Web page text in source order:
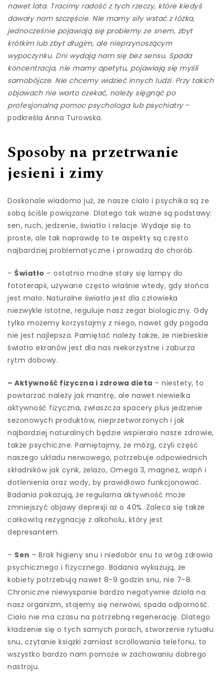
nawet lata. Tracimy radość z tych rzeczy, które kiedyś
dawały nam szczęście. Nie mamy siły wstać z łóżka,
jednocześnie pojawiają się problemy ze snem, zbyt
krótkim lub zbyt długim, ale nieprzynoszącym
wypoczynku. Dni wydają nam się bez sensu. Spada
koncentracja, nie mamy apetytu, pojawiają się myśli
samobójcze. Nie chcemy widzieć innych ludzi. Przy takich
objawach nie warto czekać, należy sięgnąć po
profesjonalną pomoc psychologa lub psychiatry–
podkreśla Anna Turowska.
Sposoby na przetrwanie
jesieni i zimy
Doskonale wiadomo już, że nasze ciało i psychika są ze
sobą ściśle powiązane. Dlatego tak ważne są podstawy:
sen, ruch, jedzenie, światło i relacje. Wydaje się to
proste, ale tak naprawdę to te aspekty są często
najbardziej problematyczne i prowadzą do chorób.
– Światło – ostatnio modne stały się lampy do
fototerapii, używane często właśnie wtedy, gdy słońca
jest mało. Naturalne światło jest dla człowieka
niezwykle istotne, reguluje nasz zegar biologiczny. Gdy
tylko możemy korzystajmy z niego, nawet gdy pogoda
nie jest najlepsza. Pamiętać należy także, że niebieskie
światło ekranów jest dla nas niekorzystne i zaburza
rytm dobowy.
– Aktywność fizyczna i zdrowa dieta – niestety, to
powtarzać należy jak mantrę, ale nawet niewielka
aktywność fizyczna, zwłaszcza spacery plus jedzenie
sezonowych produktów, nieprzetworzonych i jak
najbardziej naturalnych będzie wspierało nasze zdrowie,
także psychiczne. Pamiętajmy, że mózg, czyli część
naszego układu nerwowego, potrzebuje odpowiednich
składników jak cynk, żelazo, Omega 3, magnez, wapń i
dotlenienia oraz wody, by prawidłowo funkcjonować.
Badania pokazują, że regularna aktywność może
zmniejszyć objawy depresji aż o 40%. Zaleca się także
całkowitą rezygnację z alkoholu, który jest
depresantem.
– Sen – Brak higieny snu i niedobór snu to wróg zdrowia
psychicznego i fizycznego. Badania wykazują, że
kobiety potrzebują nawet 8-9 godzin snu, nie 7-8.
Chroniczne niewyspanie bardzo negatywnie działa na
nasz organizm, stajemy się nerwowi, spada odporność.
Ciało nie ma czasu na potrzebną regenerację. Dlatego
kładzenie się o tych samych porach, stworzenie rytuału
snu, czytanie książki zamiast scrollowania telefonu, to
wszystko bardzo nam pomoże w zachowaniu dobrego
nastroju.